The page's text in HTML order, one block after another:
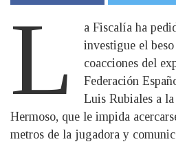
L
a Fiscalía ha
investigue el
coacciones del
Federación
Luis Rubiales a
Hermoso, que le impida
metros de la jugadora y